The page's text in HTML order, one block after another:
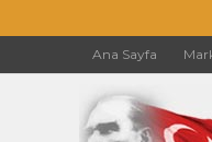
Ana Sayfa